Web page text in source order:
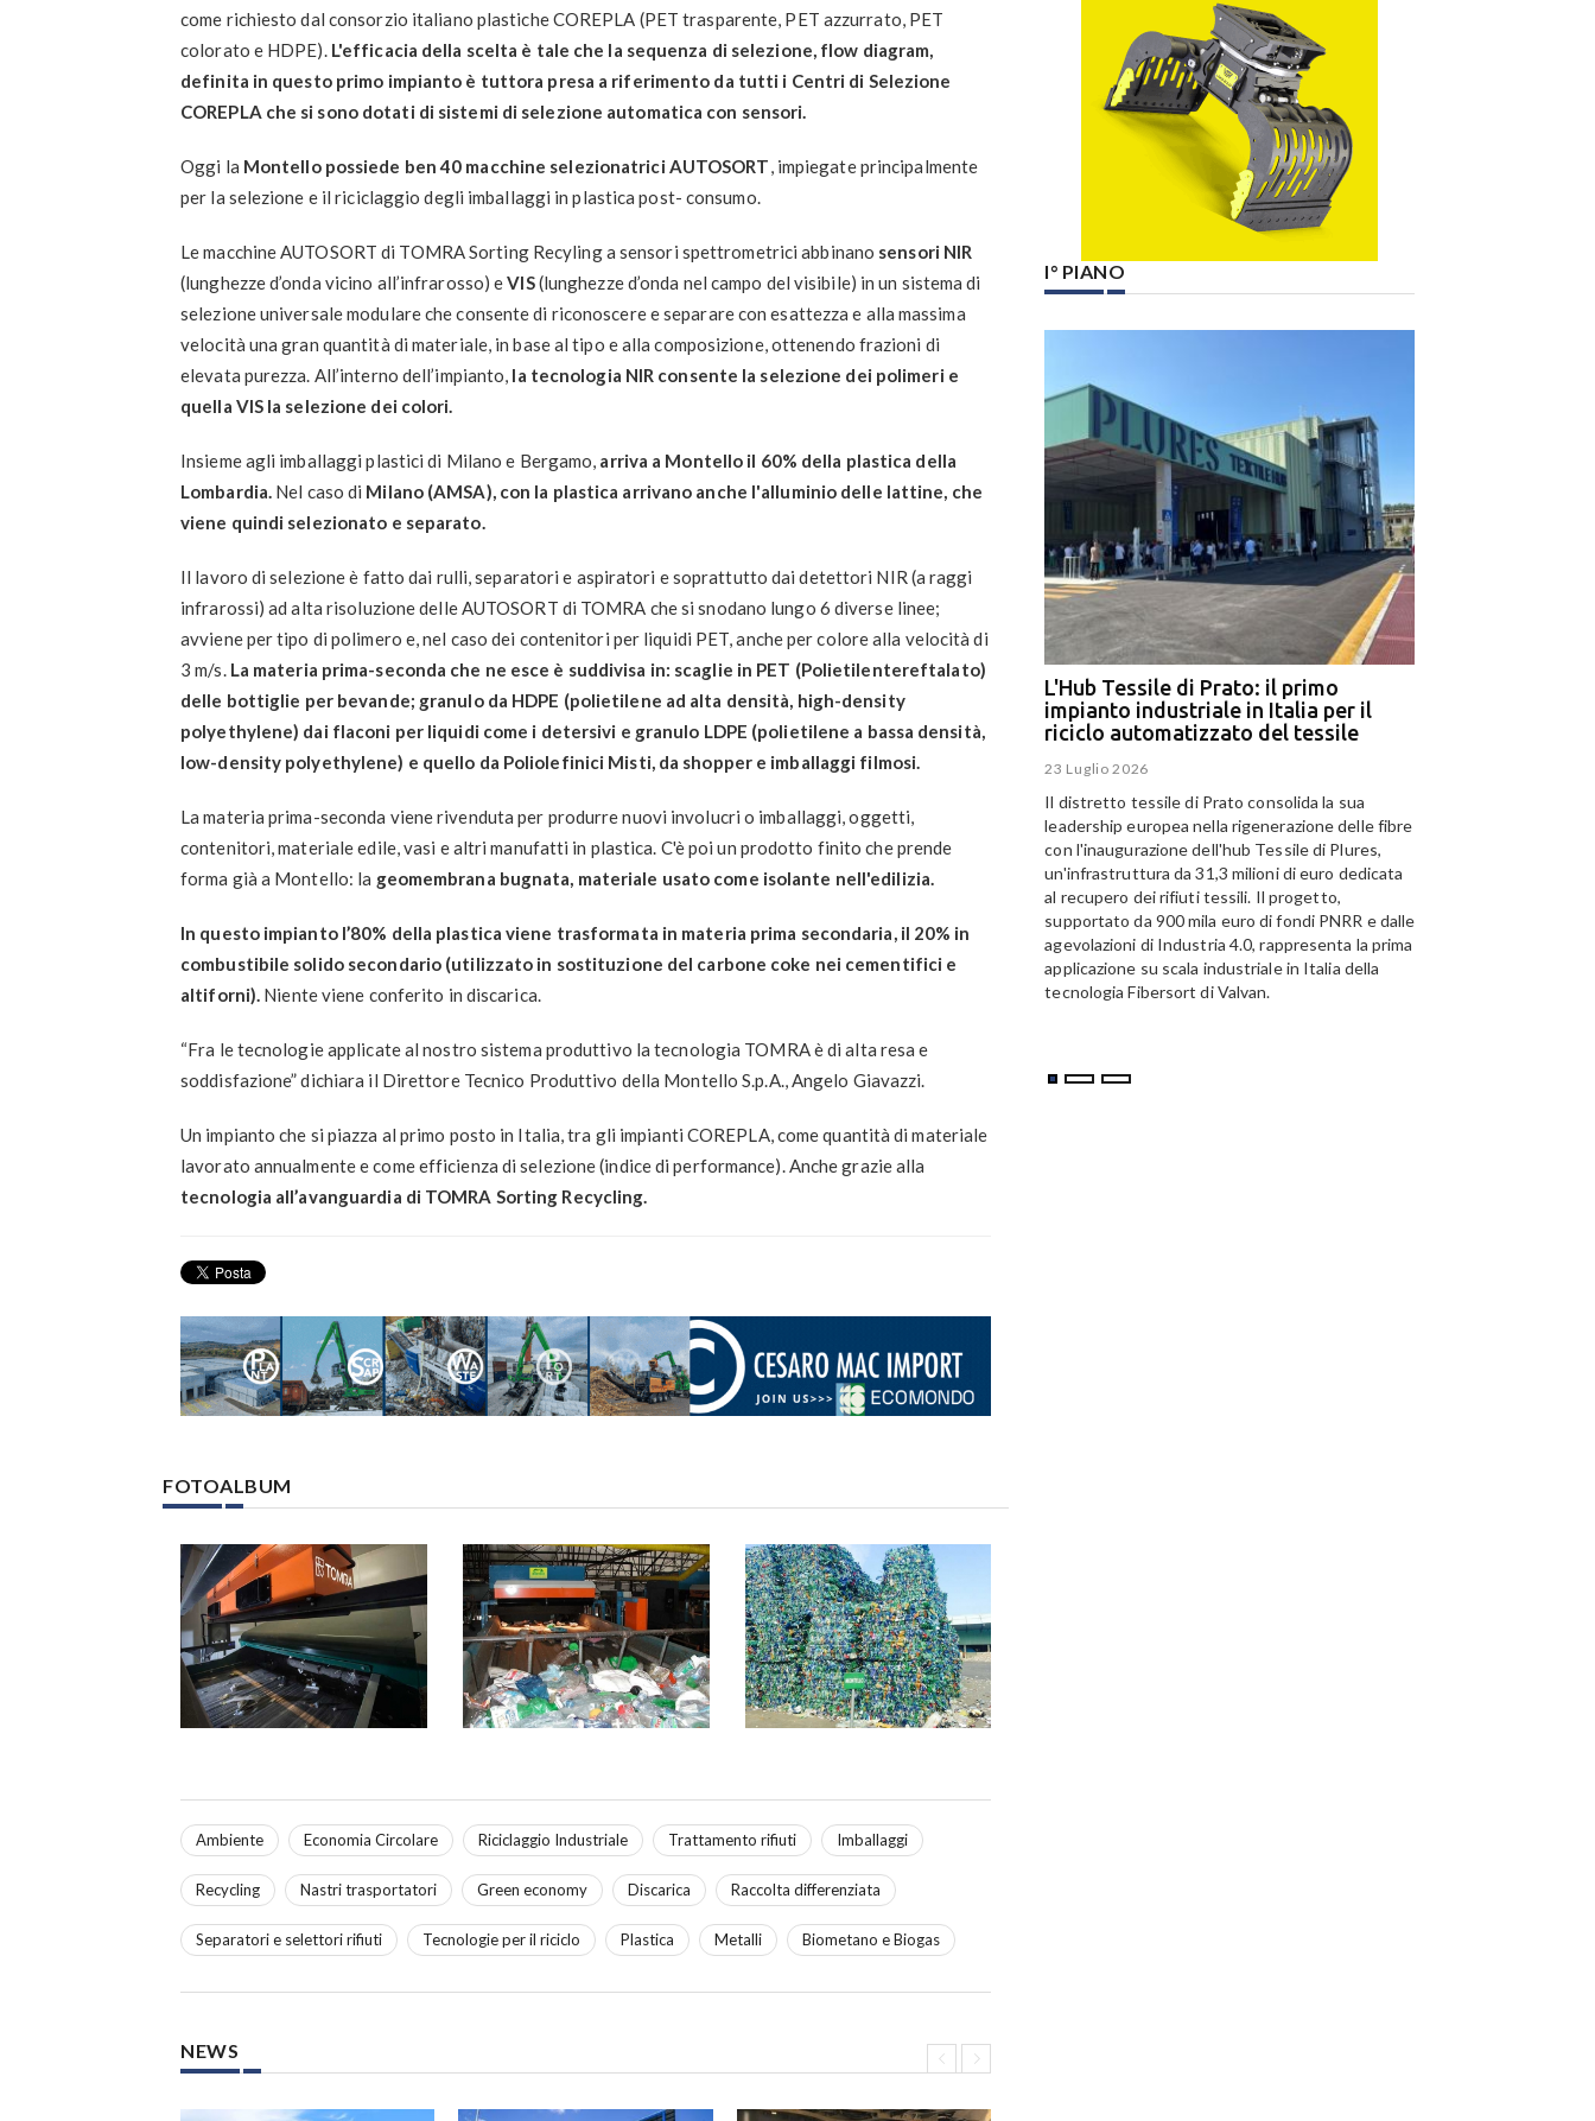
come richiesto dal consorzio italiano plastiche COREPLA (PET trasparente, PET azzurrato, PET
colorato e HDPE). L'efficacia della scelta è tale che la sequenza di selezione, flow diagram,
definita in questo primo impianto è tuttora presa a riferimento da tutti i Centri di Selezione
COREPLA che si sono dotati di sistemi di selezione automatica con sensori.
Oggi la Montello possiede ben 40 macchine selezionatrici AUTOSORT , impiegate principalmente
per la selezione e il riciclaggio degli imballaggi in plastica post- consumo.
Le macchine AUTOSORT di TOMRA Sorting Recyling a sensori spettrometrici abbinano sensori NIR
(lunghezze d’onda vicino all’infrarosso) eVIS(lunghezze d’onda nel campo del visibile) in un sistema di
selezione universale modulare che consente di riconoscere e separare con esattezza e alla massima
velocità una gran quantità di materiale, in base al tipo e alla composizione, ottenendo frazioni di
elevata purezza. All’interno dell’impianto, la tecnologia NIR consente la selezione dei polimeri e
quella VIS la selezione dei colori.
Insieme agli imballaggi plastici di Milano e Bergamo, arriva a Montello il 60% della plastica della
Lombardia. Nel caso di Milano (AMSA), con la plastica arrivano anche l'alluminio delle lattine, che
viene quindi selezionato e separato.
Il lavoro di selezione è fatto dai rulli, separatori e aspiratori e soprattutto dai detettori NIR (a raggi
infrarossi) ad alta risoluzione delle AUTOSORT di TOMRA che si snodano lungo 6 diverse linee;
avviene per tipo di polimero e, nel caso dei contenitori per liquidi PET, anche per colore alla velocità di
3 m/s. La materia prima-seconda che ne esce è suddivisa in: scaglie in PET (Polietilentereftalato)
delle bottiglie per bevande; granulo da HDPE (polietilene ad alta densità, high-density
polyethylene) dai flaconi per liquidi come i detersivi e granulo LDPE (polietilene a bassa densità,
low-density polyethylene) e quello da Poliolefinici Misti, da shopper e imballaggi filmosi.
La materia prima-seconda viene rivenduta per produrre nuovi involucri o imballaggi, oggetti,
contenitori, materiale edile, vasi e altri manufatti in plastica. C'è poi un prodotto finito che prende
forma già a Montello: la geomembrana bugnata, materiale usato come isolante nell'edilizia.
In questo impianto l’80% della plastica viene trasformata in materia prima secondaria, il 20% in
combustibile solido secondario (utilizzato in sostituzione del carbone coke nei cementifici e
altiforni). Niente viene conferito in discarica.
“Fra le tecnologie applicate al nostro sistema produttivo la tecnologia TOMRA è di alta resa e
soddisfazione” dichiara il Direttore Tecnico Produttivo della Montello S.p.A., Angelo Giavazzi.
Un impianto che si piazza al primo posto in Italia, tra gli impianti COREPLA, come quantità di materiale
lavorato annualmente e come efficienza di selezione (indice di performance). Anche grazie alla
tecnologia all’avanguardia di TOMRA Sorting Recycling.
FOTOALBUM
Ambiente Economia Circolare Riciclaggio Industriale Trattamento rifiuti Imballaggi
Recycling Nastri trasportatori Green economy Discarica Raccolta differenziata
Separatori e selettori rifiuti Tecnologie per il riciclo Plastica Metalli Biometano e Biogas
NEWS
I° PIANO
L'Hub Tessile di Prato: il primo
impianto industriale in Italia per il
riciclo automatizzato del tessile
23 Luglio 2026
Il distretto tessile di Prato consolida la sua
leadership europea nella rigenerazione delle fibre
con l'inaugurazione dell'hub Tessile di Plures,
un'infrastruttura da 31,3 milioni di euro dedicata
al recupero dei rifiuti tessili. Il progetto,
supportato da 900 mila euro di fondi PNRR e dalle
agevolazioni di Industria 4.0, rappresenta la prima
applicazione su scala industriale in Italia della
tecnologia Fibersort di Valvan.